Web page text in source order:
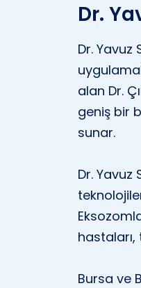
Dr.
Dr. Yavuz
alan Dr.
geniş bir
sunar.
Dr.
Bursa ve